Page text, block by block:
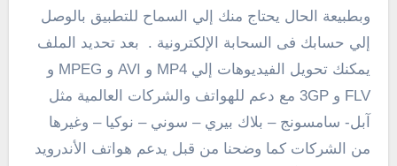
وبطبيعة الحال يحتاج منك إلي السماح للتطبيق بالوصل
إلي حسابك فى السحابة الإلكترونية . بعد تحديد الملف
يمكنك تحويل الفيديوهات إلي MP4 و AVI و MPEG و
FLV و 3GP مع دعم للهواتف والشركات العالمية مثل
آبل- سامسونج – بلاك بيري – سوني – نوكيا – وغيرها
من الشركات كما وضحنا من قبل يدعم هواتف الأندرويد